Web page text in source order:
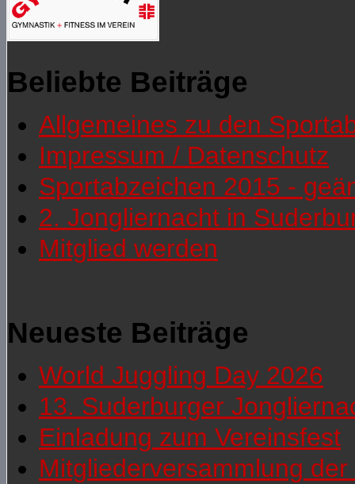
Beliebte Beiträge
Allgemeines zu den
Impressum / Datenschutz
Sportabzeichen 2015 -
2. Jongliernacht in
Mitglied werden
Neueste Beiträge
World Juggling Day 2026
13. Suderburger
Einladung zum Vereinsfest
Mitgliederversammlung